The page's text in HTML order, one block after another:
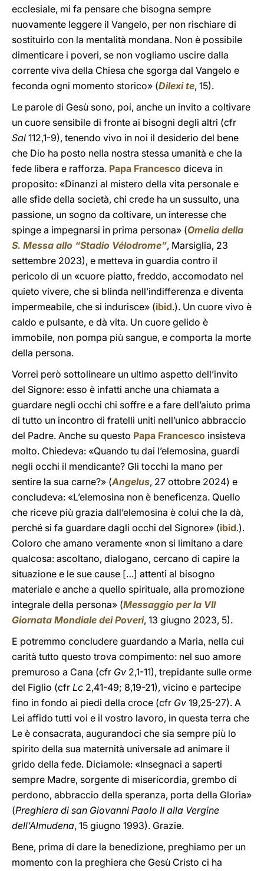
ecclesiale, mi fa pensare che bisogna sempre
nuovamente leggere il Vangelo, per non rischiare di
sostituirlo con la mentalità mondana. Non è possibile
dimenticare i poveri, se non vogliamo uscire dalla
corrente viva della Chiesa che sgorga dal Vangelo e
feconda ogni momento storico» (Dilexi te, 15).
Le parole di Gesù sono, poi, anche un invito a coltivare
un cuore sensibile di fronte ai bisogni degli altri (cfr
Sal 112,1-9), tenendo vivo in noi il desiderio del bene
che Dio ha posto nella nostra stessa umanità e che la
fede libera e rafforza. Papa Francesco diceva in
proposito: «Dinanzi al mistero della vita personale e
alle sfide della società, chi crede ha un sussulto, una
passione, un sogno da coltivare, un interesse che
spinge a impegnarsi in prima persona» (Omelia della
S. Messa allo “Stadio Vélodrome”, Marsiglia, 23
settembre 2023), e metteva in guardia contro il
pericolo di un «cuore piatto, freddo, accomodato nel
quieto vivere, che si blinda nell’indifferenza e diventa
impermeabile, che si indurisce» (ibid.). Un cuore vivo è
caldo e pulsante, e dà vita. Un cuore gelido è
immobile, non pompa più sangue, e comporta la morte
della persona.
Vorrei però sottolineare un ultimo aspetto dell’invito
del Signore: esso è infatti anche una chiamata a
guardare negli occhi chi soffre e a fare dell’aiuto prima
di tutto un incontro di fratelli uniti nell’unico abbraccio
del Padre. Anche su questo Papa Francesco insisteva
molto. Chiedeva: «Quando tu dai l’elemosina, guardi
negli occhi il mendicante? Gli tocchi la mano per
sentire la sua carne?» (Angelus, 27 ottobre 2024) e
concludeva: «L’elemosina non è beneficenza. Quello
che riceve più grazia dall’elemosina è colui che la dà,
perché si fa guardare dagli occhi del Signore» (ibid.).
Coloro che amano veramente «non si limitano a dare
qualcosa: ascoltano, dialogano, cercano di capire la
situazione e le sue cause […] attenti al bisogno
materiale e anche a quello spirituale, alla promozione
integrale della persona» (Messaggio per la VII
Giornata Mondiale dei Poveri, 13 giugno 2023, 5).
E potremmo concludere guardando a Maria, nella cui
carità tutto questo trova compimento: nel suo amore
premuroso a Cana (cfr Gv 2,1-11), trepidante sulle orme
del Figlio (cfr Lc 2,41-49; 8,19-21), vicino e partecipe
fino in fondo ai piedi della croce (cfr Gv 19,25-27). A
Lei affido tutti voi e il vostro lavoro, in questa terra che
Le è consacrata, augurandoci che sia sempre più lo
spirito della sua maternità universale ad animare il
grido della fede. Diciamole: «Insegnaci a saperti
sempre Madre, sorgente di misericordia, grembo di
perdono, abbraccio della speranza, porta della Gloria»
(Preghiera di san Giovanni Paolo II alla Vergine
dell’Almudena, 15 giugno 1993). Grazie.
Bene, prima di dare la benedizione, preghiamo per un
momento con la preghiera che Gesù Cristo ci ha